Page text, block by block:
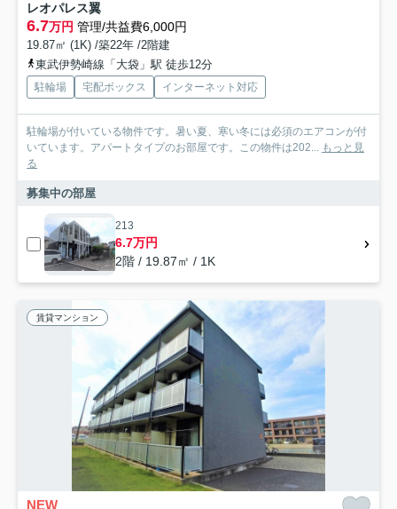
レオパレス翼
6.7万円 管理/共益費6,000円
19.87㎡ (1K) /築22年 /2階建
東武伊勢崎線「大袋」駅 徒歩12分
駐輪場 宅配ボックス インターネット対応
駐輪場が付いている物件です。暑い夏、寒い冬には必須のエアコンが付
いています。アパートタイプのお部屋です。この物件は202... もっと見
る
募集中の部屋
213
6.7万円
2階 / 19.87㎡ / 1K
賃貸マンション
NEW